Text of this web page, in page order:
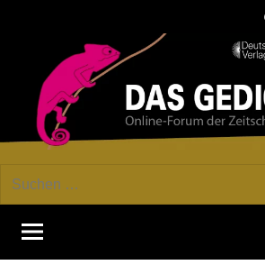
GEDICHT
blog
Forum
von
DAS
Suchen